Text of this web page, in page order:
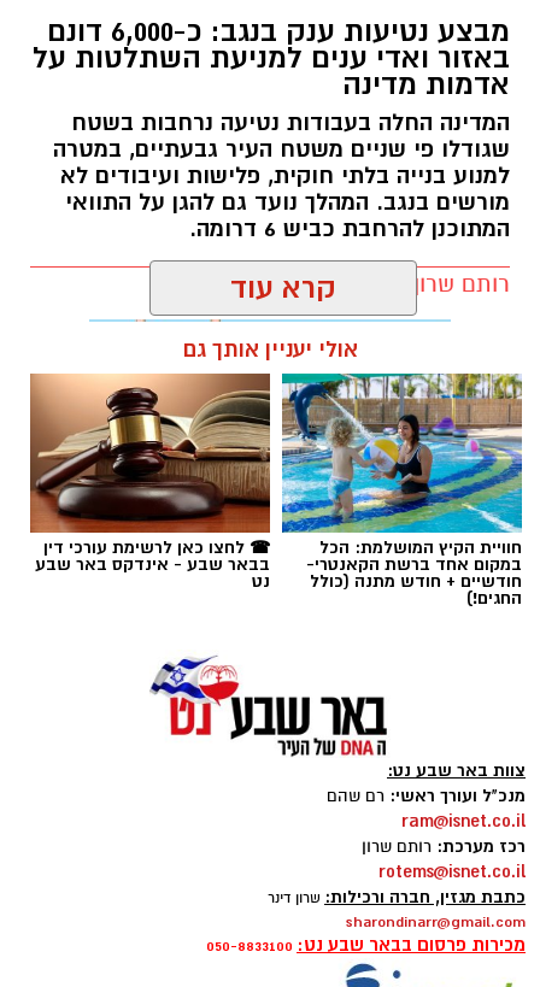
קרדיט: משטרת ישראל
החל מיום שישי ולאורך כל השבת, נאלצו תושבי
כרמית להתמודד עם מציאות בלתי נתפסת
ולהאזין לצרורות ירי כבדים שהפרו לחלוטין את
השלווה באזור. התושבים המתוסכלים והמפוחדים
תיארו את סוף השבוע האחרון כרצף של אירועים
חריגים בעוצמתם, שזלגו מהיישוב הסמוך לקייה
וזרעו בהלה רבה. "זה היה ירי מטורף, כזה עוד לא
היה כאן", העיד אחד התושבים, שתיאר אווירת
פחד ושישי-שבת מטורפים לחלוטין, בהם קולות
בעקבות הדיווחים הרבים על קטטה אלימה המלווה
בירי חי בתוך לקייה, הוקפצו לזירה כוחות גדולים
של שוטרי תחנת העיירות, יחד עם לוחמי חטיבת
סה"ר ומשמר הגבול של מחוז דרום. הכוחות פתחו
בפעילות מבצעית מהירה ונרחבת בניסיון לאתר את
המעורבים, להפסיק את האש ולהחזיר את הביטחון
לתושבי האזור.
מבצע נטיעות ענק בנגב: כ-6,000 דונם
באזור ואדי ענים למניעת השתלטות על
אדמות מדינה
המדינה החלה בעבודות נטיעה נרחבות בשטח
שגודלו פי שניים משטח העיר גבעתיים, במטרה
למנוע בנייה בלתי חוקית, פלישות ועיבודים לא
מורשים בנגב. המהלך נועד גם להגן על התוואי
המתוכנן להרחבת כביש 6 דרומה.
רותם שרון / 11:32 08.08.26
תגים:רמ''י
קרדיט: רמ"י
קרא עוד
אולי יעניין אותך גם
חוויית הקיץ המושלמת: הכל
במקום אחד ברשת הקאנטרי-
חודשיים + חודש מתנה (כולל
החגים!)
☎ לחצו כאן לרשימת עורכי דין
בבאר שבע - אינדקס באר שבע
נט
צוות באר שבע נט:
מנכ"ל ועורך ראשי: רם שהם
ram@isnet.co.il
רכז מערכת: רותם שרון
rotems@isnet.co.il
כתבת מגזין, חברה ורכילות: שרון דינר
sharondinarr@gmail.com
מכירות פרסום בבאר שבע נט: 050-8833100